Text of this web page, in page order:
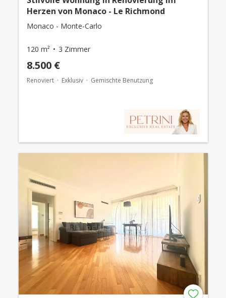
Herzen von Monaco - Le Richmond
Monaco - Monte-Carlo
120 m² 3 Zimmer
8.500 €
Renoviert Exklusiv Gemischte Benutzung